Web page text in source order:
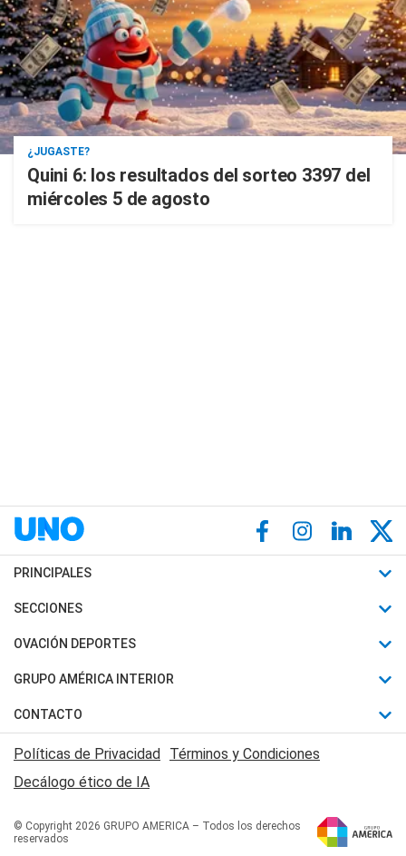
¿JUGASTE?
Quini 6: los resultados del sorteo 3397 del
miércoles 5 de agosto
PRINCIPALES
Últimas Noticias
Política
Judiciales
Economia
SECCIONES
Horóscopo
Motores
Trucos caseros
Series y Películas
Edictos y Solicitadas
OVACIÓN DEPORTES
Fútbol
Mundial
Automovilismo
Rugby
Básquet
GRUPO AMÉRICA INTERIOR
Canal 7 en Vivo
San Juan 8
CONTACTO
Acerca de Nosotros
Contactanos
Políticas de Privacidad Términos y Condiciones
Decálogo ético de IA
© Copyright 2026 GRUPO AMERICA – Todos los derechos
reservados